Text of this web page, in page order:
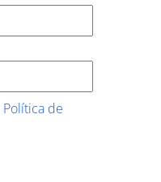
Política de